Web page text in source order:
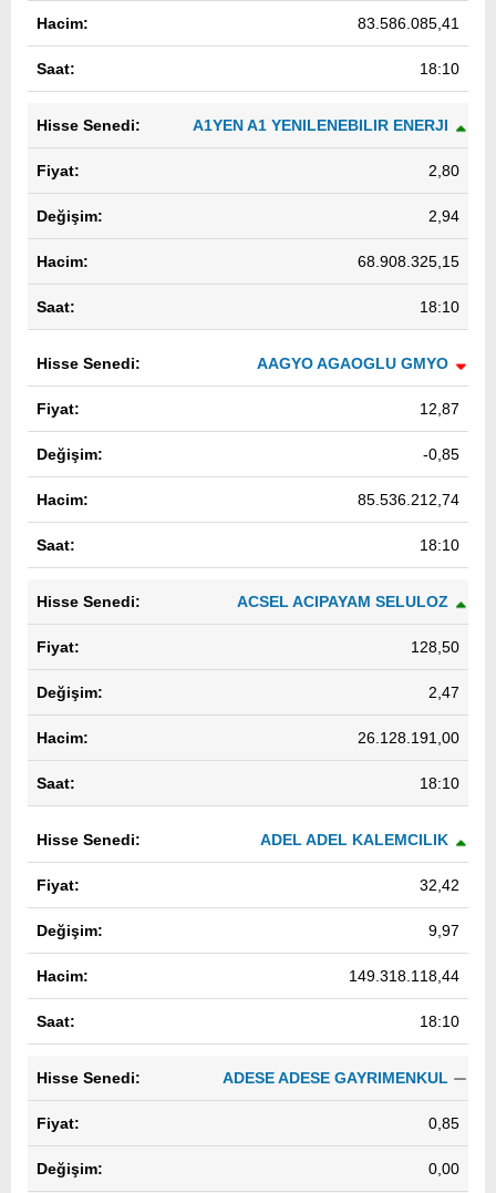
83.586.085,41
18:10
A1YEN A1 YENILENEBILIR ENERJI
2,80
2,94
68.908.325,15
18:10
AAGYO AGAOGLU GMYO
12,87
-0,85
85.536.212,74
18:10
ACSEL ACIPAYAM SELULOZ
128,50
2,47
26.128.191,00
18:10
ADEL ADEL KALEMCILIK
32,42
9,97
149.318.118,44
18:10
ADESE ADESE GAYRIMENKUL
0,85
0,00